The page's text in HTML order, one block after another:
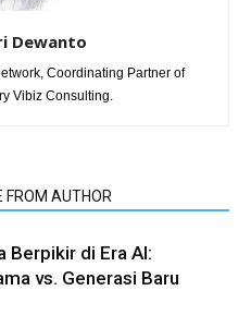
Dewanto
Coordinating Partner of
Vibiz Consulting.
FROM AUTHOR
Berpikir di Era AI:
vs. Generasi Baru